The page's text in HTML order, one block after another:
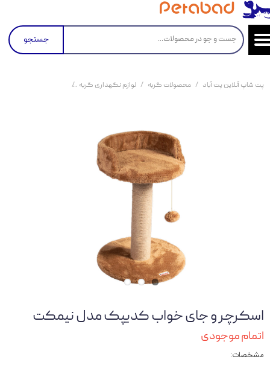
جستجو
پت شاپ آنلاین پت آباد محصولات گربه لوازم نگهداری گربه
اسکرچر و جای خواب کدیپک مدل نیمکت
اتمام موجودی
مشخصات: